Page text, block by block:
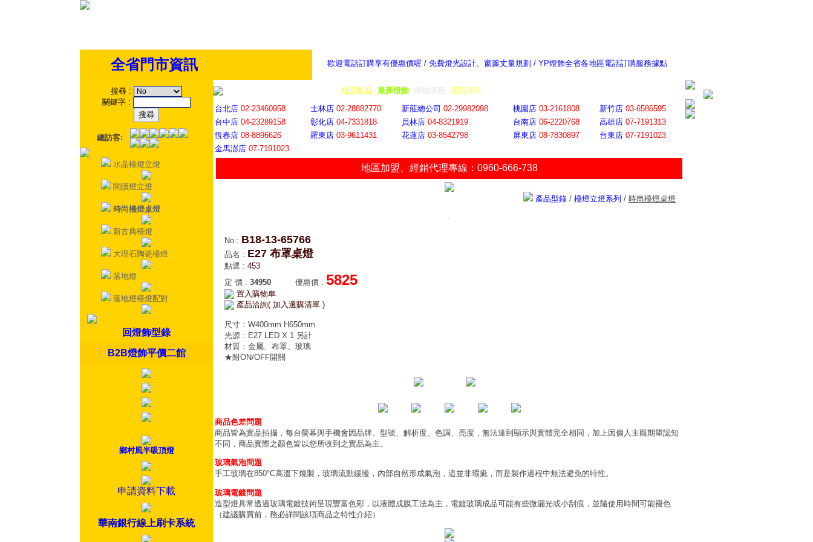
歡迎電話訂購享有優惠價喔 / 免費燈光設計、窗簾丈量規劃 / YP燈飾全省各地區電話訂購服務據點
全省門市資訊
搜尋 :
關鍵字 :
總訪客:
水晶檯燈立燈
閱讀燈立燈
時尚檯燈桌燈
新古典檯燈
大理石陶瓷檯燈
落地燈
落地燈檯燈配對
回燈飾型錄
B2B燈飾平價二館
鄉村風半吸頂燈
申請資料下載
華南銀行線上刷卡系統
社區配合 最新燈飾 選購清單
台北店 02-23460958 士林店 02-28882770 新莊總公司 02-29982098 桃園店 03-2161808 新竹店 03-6586595
台中店 04-23289158 彰化店 04-7331818 員林店 04-8321919 台南店 06-2220768 高雄店 07-7191313
恆春店 08-8896626 羅東店 03-9611431 花蓮店 03-8542798 屏東店 08-7830897 台東店 07-7191023
金馬澎店 07-7191023
地區加盟 經銷代理專線：0960-666-738
產品型錄 / 檯燈立燈系列 / 時尚檯燈桌燈
No : B18-13-65766
品名 : E27 布罩桌燈
點選 : 453
定 價 : 34950 優惠價 : 5825
置入購物車
產品洽詢( 加入選購清單 )
尺寸：W400mm H650mm
光源：E27 LED X 1 另計
材質：金屬、布罩、玻璃
★附ON/OFF開關
商品色差問題
商品皆為實品拍攝，每台螢幕與手機會因品牌、型號、解析度、色調、亮度，無法達到顯示與實體完全相同，加上因個人主觀期望認知
不同，商品實際之顏色皆以您所收到之實品為主。
玻璃氣泡問題
手工玻璃在850°C高溫下燒製，玻璃流動緩慢，內部自然形成氣泡，這並非瑕疵，而是製作過程中無法避免的特性。
玻璃電鍍問題
造型燈具常透過玻璃電鍍技術呈現豐富色彩，以液體成膜工法為主，電鍍玻璃成品可能有些微漏光或小刮痕，並隨使用時間可能褪色
（建議購買前，務必詳閱該項商品之特性介紹）